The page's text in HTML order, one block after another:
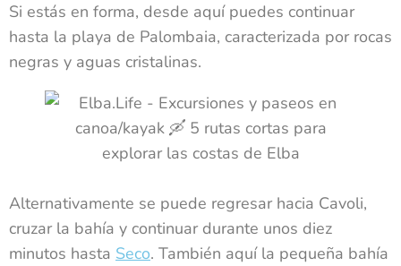
Si estás en forma, desde aquí puedes continuar
hasta la playa de Palombaia, caracterizada por rocas
negras y aguas cristalinas.
Alternativamente se puede regresar hacia Cavoli,
cruzar la bahía y continuar durante unos diez
minutos hasta Seco. También aquí la pequeña bahía